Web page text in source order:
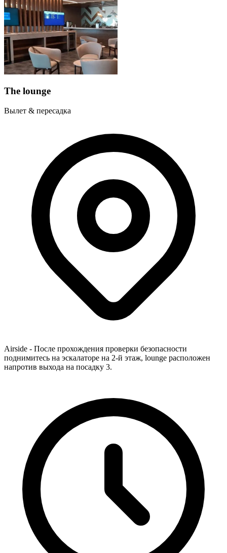
The lounge
Вылет & пересадка
Airside - После прохождения проверки безопасности
поднимитесь на эскалаторе на 2-й этаж, lounge расположен
напротив выхода на посадку 3.